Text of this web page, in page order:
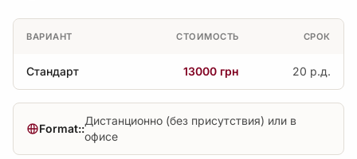
ВАРИАНТ СТОИМОСТЬ СРОК
Стандарт 13000 грн 20 р.д.
Format::
Дистанционно (без присутствия) или в
офисе